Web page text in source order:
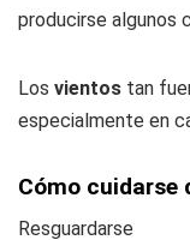
producirse algunos
Los vientos tan
especialmente en
Cómo cuidarse
Resguardarse